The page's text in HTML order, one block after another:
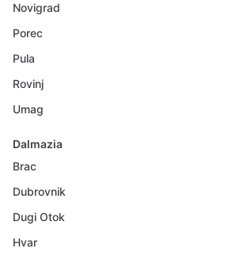
Novigrad
Porec
Pula
Rovinj
Umag
Dalmazia
Brac
Dubrovnik
Dugi Otok
Hvar